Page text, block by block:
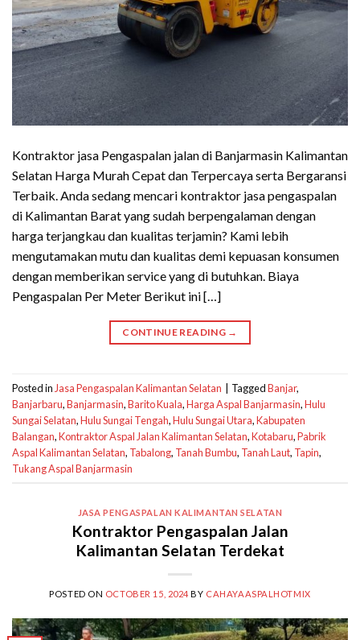
Kontraktor jasa Pengaspalan jalan di Banjarmasin Kalimantan
Selatan Harga Murah Cepat dan Terpercaya serta Bergaransi
Terbaik. Anda sedang mencari kontraktor jasa pengaspalan
di Kalimantan Barat yang sudah berpengalaman dengan
harga terjangkau dan kualitas terjamin? Kami lebih
mengutamakan mutu dan kualitas demi kepuasan konsumen
dengan memberikan service yang di butuhkan. Biaya
Pengaspalan Per Meter Berikut ini […]
CONTINUE READING →
Posted in Jasa Pengaspalan Kalimantan Selatan | TaggedBanjar,
Banjarbaru,Banjarmasin,Barito Kuala,Harga Aspal Banjarmasin,Hulu
Sungai Selatan,Hulu Sungai Tengah,Hulu Sungai Utara,Kabupaten
Balangan,Kontraktor Aspal Jalan Kalimantan Selatan,Kotabaru,Pabrik
Aspal Kalimantan Selatan, Tabalong, Tanah Bumbu, Tanah Laut, Tapin,
Tukang Aspal Banjarmasin
JASA PENGASPALAN KALIMANTAN SELATAN
Kontraktor Pengaspalan Jalan
Kalimantan Selatan Terdekat
POSTED ON OCTOBER 15, 2024 BY CAHAYAASPALHOTMIX